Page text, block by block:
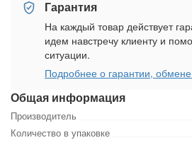
Общая информация
Производитель
Количество в упаковке
Гарантия
На каждый товар действует
идем навстречу клиенту и
ситуации.
Подробнее о гарантии,